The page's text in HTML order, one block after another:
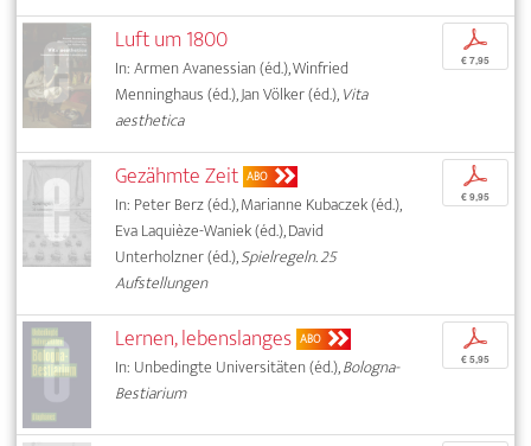
Luft um 1800
In: Armen Avanessian (éd.), Winfried
Menninghaus (éd.), Jan Völker (éd.),Vita
aesthetica
p
€ 7,95
Gezähmte Zeit ABO
In: Peter Berz (éd.), Marianne Kubaczek (éd.),
Eva Laquièze-Waniek (éd.), David
Unterholzner (éd.),Spielregeln. 25
Aufstellungen
p
€ 9,95
Lernen, lebenslanges ABO
In: Unbedingte Universitäten (éd.),Bologna-
Bestiarium
p
€ 5,95